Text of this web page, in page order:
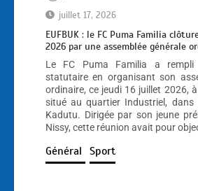
juillet 17, 2026
EUFBUK : le FC Puma Familia
2026 par une assemblée générale
Le FC Puma Familia a rempli
statutaire en organisant son
ordinaire, ce jeudi 16 juillet 2026, à
situé au quartier Industriel, dans
Kadutu. Dirigée par son jeune
Nissy, cette réunion avait pour
Général Sport